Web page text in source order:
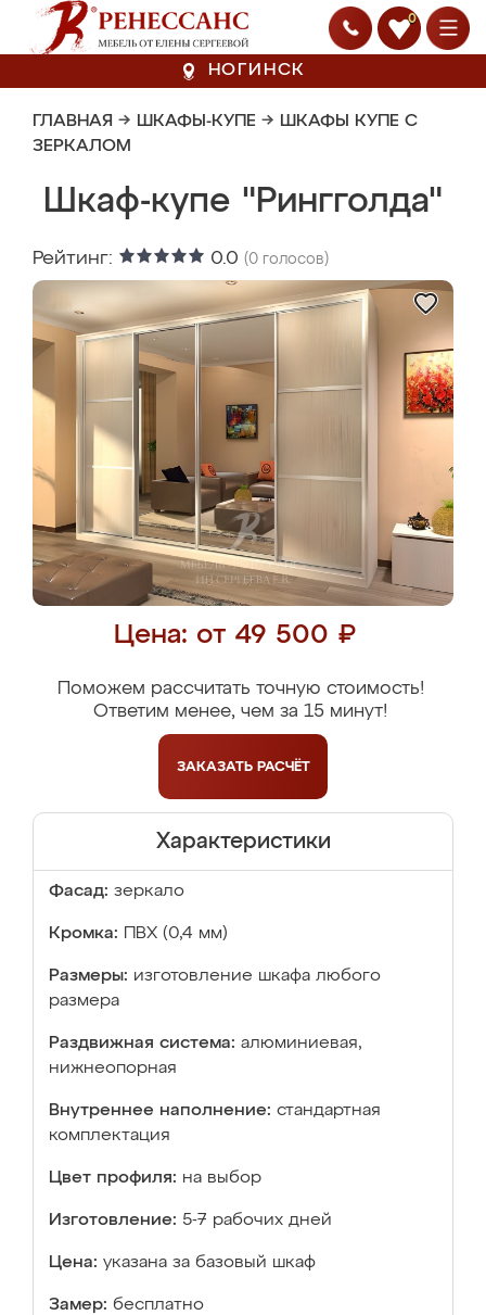
0
НОГИНСК
ГЛАВНАЯ → ШКАФЫ-КУПЕ → ШКАФЫ КУПЕ С
ЗЕРКАЛОМ
Шкаф-купе "Рингголда"
Рейтинг: 0.0 (0 голосов)
Цена: от 49 500 ₽
Поможем рассчитать точную стоимость!
Ответим менее, чем за 15 минут!
ЗАКАЗАТЬ РАСЧЁТ
Характеристики
Фасад: зеркало
Кромка: ПВХ (0,4 мм)
Размеры: изготовление шкафа любого
размера
Раздвижная система: алюминиевая,
нижнеопорная
Внутреннее наполнение: стандартная
комплектация
Цвет профиля: на выбор
Изготовление: 5-7 рабочих дней
Цена: указана за базовый шкаф
Замер: бесплатно